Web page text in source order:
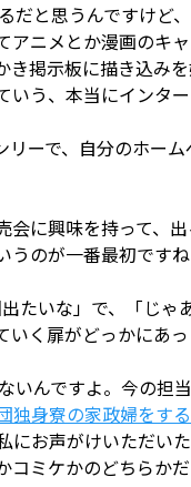
だと思うんですけど
アニメとか漫画のキ
き掲示板に描き込み
う、本当にインタ
リーで、自分のホー
会に興味を持って、
うのが一番最初です
出たいな」で、「じ
いく扉がどっかにあ
いんですよ。今の担
独身寮の家政婦をす
にお声がけいただ
ミケかのどちらか